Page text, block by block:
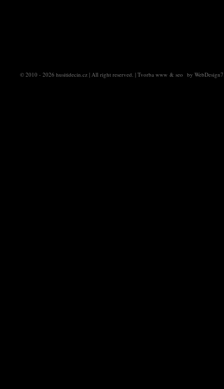
© 2010 - 2026 husitidecin.cz | All right reserved. | Tvorba www & seo by